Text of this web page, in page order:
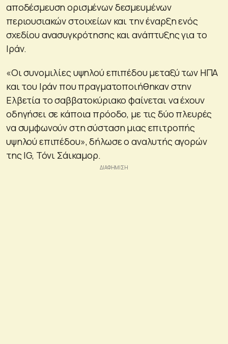
αποδέσμευση ορισμένων δεσμευμένων
περιουσιακών στοιχείων και την έναρξη ενός
σχεδίου ανασυγκρότησης και ανάπτυξης για το
Ιράν.
«Οι συνομιλίες υψηλού επιπέδου μεταξύ των ΗΠΑ
και του Ιράν που πραγματοποιήθηκαν στην
Ελβετία το σαββατοκύριακο φαίνεται να έχουν
οδηγήσει σε κάποια πρόοδο, με τις δύο πλευρές
να συμφωνούν στη σύσταση μιας επιτροπής
υψηλού επιπέδου», δήλωσε ο αναλυτής αγορών
της IG, Τόνι Σάικαμορ.